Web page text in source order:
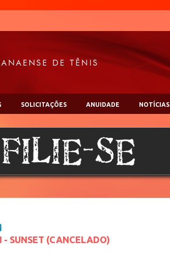
SOLICITAÇÕES ANUIDADE NOTÍCIAS
- SUNSET (CANCELADO)